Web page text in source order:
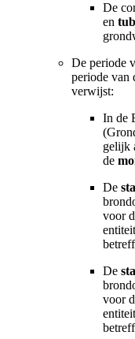
De
en
De periode
periode van
verwijst:
In de
gelijk
de
De
voor
entiteit
De
voor
entiteit